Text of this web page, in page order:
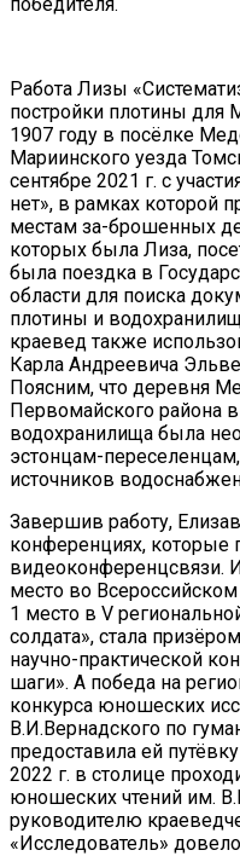
Работа Лизы
постройки плотины для
1907 году в посёлке
Мариинского уезда
сентябре 2021 г. с
нет», в рамках которой
местам за-брошенных
которых была Лиза,
была поездка в
области для поиска
плотины и
краевед также
Карла Андреевича
Поясним, что деревня
Первомайского района
водохранилища была
эстонцам-
источников
Завершив работу,
конференциях, которые
видеоконференцсвязи.
место во
1 место в V
солдата», стала
научно-практической
шаги». А победа на
конкурса юношеских
В.И.Вернадского по
предоставила ей
2022 г. в столице
юношеских чтений им.
руководителю
«Исследователь»